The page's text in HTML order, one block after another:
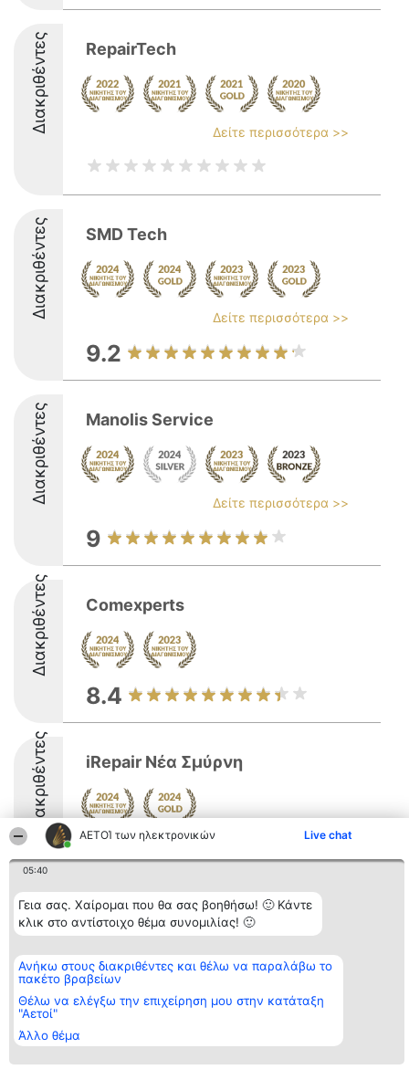
ΑΕΤΟΊ των ηλεκτρονικών Live chat
05:40
Γεια σας. Χαίρομαι που θα σας βοηθήσω! 🙂 Κάντε
κλικ στο αντίστοιχο θέμα συνομιλίας! 🙂
Ανήκω στους διακριθέντες και θέλω να παραλάβω το
πακέτο βραβείων
Θέλω να ελέγξω την επιχείρηση μου στην κατάταξη
"Αετοί"
Άλλο θέμα
Διακριθέντες RepairTech
Δείτε περισσότερα >>
Διακριθέντες SMD Tech
Δείτε περισσότερα >>
9.2
Διακριθέντες Μanolis Service
Δείτε περισσότερα >>
9
Διακριθέντες Comexperts
8.4
Διακριθέντες iRepair Νέα Σμύρνη
10
Διοργανωτής της
κατάταξης
Μονοπρόσωπη ΙΚΕ
ΤΗΛ. ΕΠΙΚΟΙΝΩΝΙΑΣ:
2104128019
email:
aetoi@beautifulcompany.co
Κατάταξη
Διακριθέντες
των
διακριθέντων
Όροι &
προϋποθέσεις
Επικοινωνία